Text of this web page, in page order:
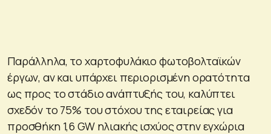
Παράλληλα, το χαρτοφυλάκιο φωτοβολταϊκών
έργων, αν και υπάρχει περιορισμένη ορατότητα
ως προς το στάδιο ανάπτυξής του, καλύπτει
σχεδόν το 75% του στόχου της εταιρείας για
προσθήκη 1,6 GW ηλιακής ισχύος στην εγχώρια